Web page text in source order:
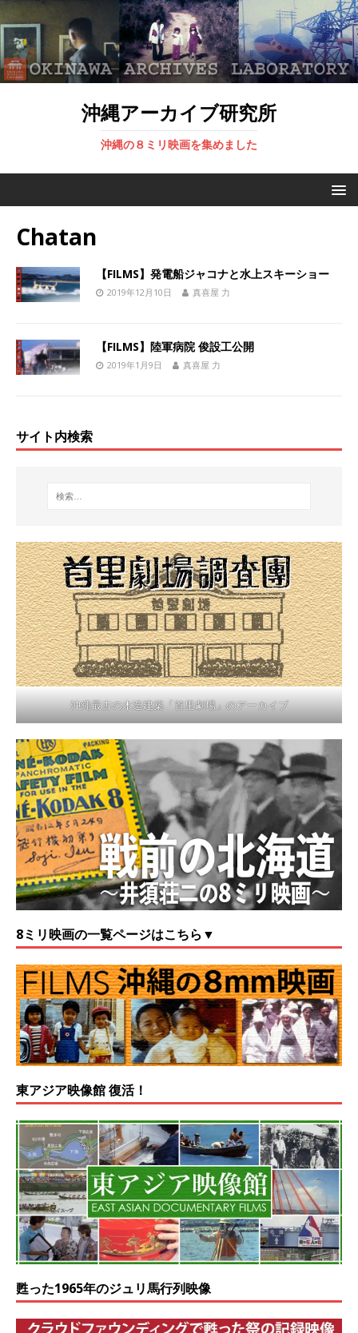
沖縄アーカイブ研究所
沖縄の８ミリ映画を集めました
Chatan
【FILMS】発電船ジャコナと水上スキーショー
2019年12月10日 真喜屋 力
【FILMS】陸軍病院 俊設工公開
2019年1月9日 真喜屋 力
サイト内検索
沖縄最古の木造建築「首里劇場」のアーカイブ
8ミリ映画の一覧ページはこちら▼
東アジア映像館 復活！
甦った1965年のジュリ馬行列映像